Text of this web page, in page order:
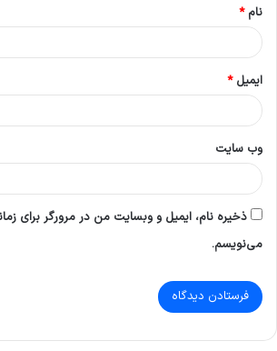
نام*
ایمیل*
وب‌ سایت
ذخیره نام، ایمیل و وبسایت من در مرورگر برای
می‌نویسم.